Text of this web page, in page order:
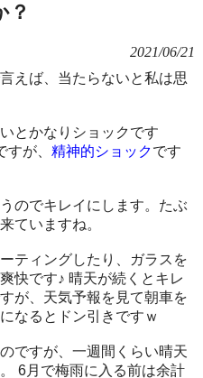
？
2021/06/21
えば、当たらないと私は思
とかなりショックです
すが、精神的ショックです
のでキレイにします。たぶ
ていますね。
ティングしたり、ガラスを
快です♪ 晴天が続くとキレ
が、天気予報を見て朝車を
なるとドン引きですｗ
ですが、一週間くらい晴天
6月で梅雨に入る前は余計